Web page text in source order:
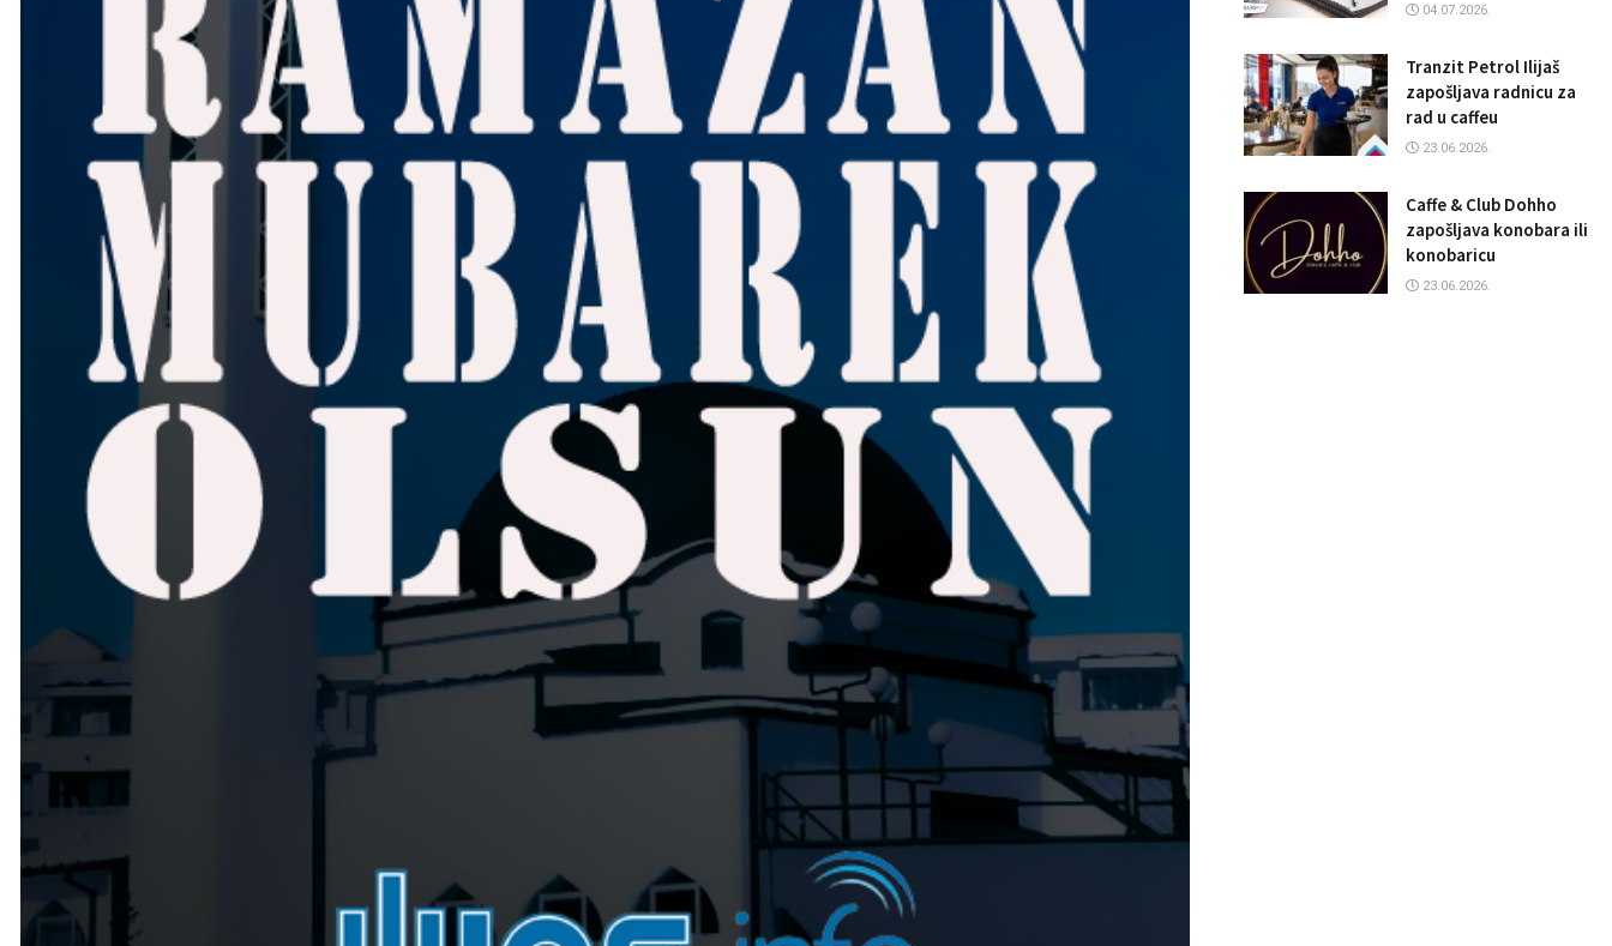
04.07.2026.
Tranzit Petrol Ilijaš
zapošljava radnicu za
rad u caffeu
23.06.2026.
Caffe & Club Dohho
zapošljava konobara ili
konobaricu
23.06.2026.